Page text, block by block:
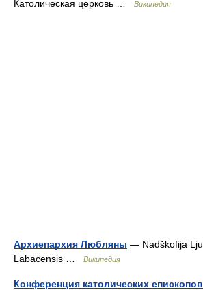
Католическая церковь …
Википедия
Архиепархия Любляны — Nadškofija
Labacensis …
Википедия
Конференция католических